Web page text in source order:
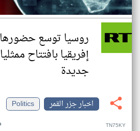
روسيا توسع
جديدة
اخبار جزر القمر
Politics
TN75KY